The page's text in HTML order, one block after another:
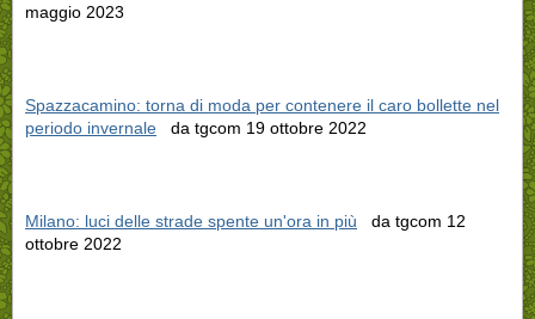
maggio 2023
Spazzacamino: torna di moda per contenere il caro bollette nel
periodo invernale da tgcom 19 ottobre 2022
Milano: luci delle strade spente un'ora in più da tgcom 12
ottobre 2022